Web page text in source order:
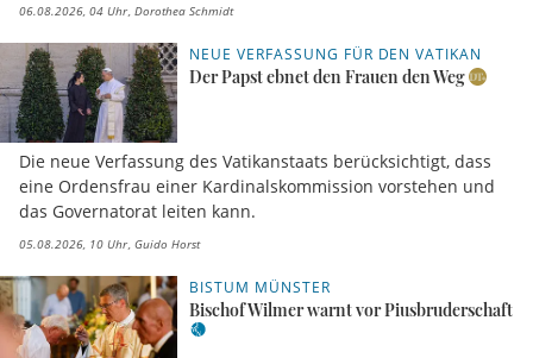
06.08.2026, 04 Uhr Dorothea Schmidt
NEUE VERFASSUNG FÜR DEN VATIKAN
Der Papst ebnet den Frauen den Weg
Die neue Verfassung des Vatikanstaats berücksichtigt, dass
eine Ordensfrau einer Kardinalskommission vorstehen und
das Governatorat leiten kann.
05.08.2026, 10 Uhr Guido Horst
BISTUM MÜNSTER
Bischof Wilmer warnt vor Piusbruderschaft